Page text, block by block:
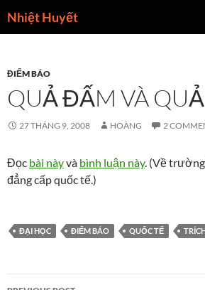
toNhiệt Huyết
ĐIỂM BÁO
QUẢ ĐẤM VÀ
27 THÁNG 9, 2008 HOÀNG 2
Đọc bài nàyvà bình luận này. (Về
đẳng cấp quốc tế.)
ĐẠI HỌC ĐIỂM BÁO QUỐC TẾ
Post